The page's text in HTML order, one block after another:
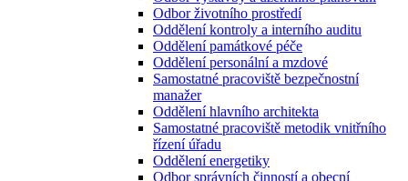
Odbor životního prostředí
Oddělení kontroly a interního auditu
Oddělení památkové péče
Oddělení personální a mzdové
Samostatné pracoviště bezpečnostní
manažer
Oddělení hlavního architekta
Samostatné pracoviště metodik vnitřního
řízení úřadu
Oddělení energetiky
Odbor správních činností a obecní